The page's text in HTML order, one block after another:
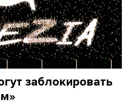
заблокировать